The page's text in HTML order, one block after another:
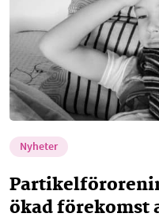
Nyheter
ökad förekomst